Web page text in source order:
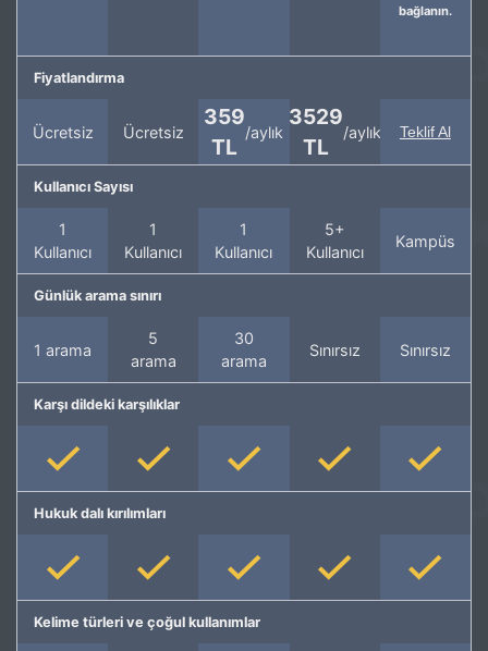
bağlanın.
Fiyatlandırma
Ücretsiz Ücretsiz
359
TL
/aylık
3529
TL
/aylık Teklif Al
Kullanıcı Sayısı
1
Kullanıcı
1
Kullanıcı
1
Kullanıcı
5+
Kullanıcı
Kampüs
Günlük arama sınırı
1 arama
5
arama
30
arama
Sınırsız Sınırsız
Karşı dildeki karşılıklar
Hukuk dalı kırılımları
Kelime türleri ve çoğul kullanımlar